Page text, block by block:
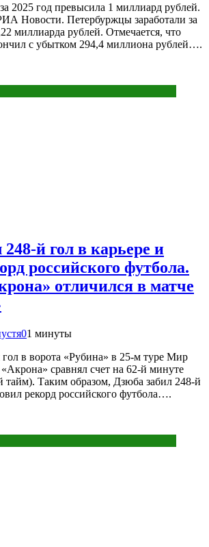
2025 год превысила 1 миллиард рублей.
Новости. Петербуржцы заработали за
миллиарда рублей. Отмечается, что
с убытком 294,4 миллиона рублей….
й гол в карьере и
российского футбола.
отличился в матче
01 минуты
в ворота «Рубина» в 25-м туре Мир
сравнял счет на 62-й минуте
тайм). Таким образом, Дзюба забил 248-й
рекорд российского футбола….